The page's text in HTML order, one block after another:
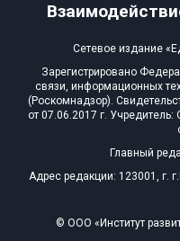
Сетевое издание
Зарегистрировано
связи, информационных
(Роскомнадзор).
от 07.06.2017 г. Учредитель:
Главный
Адрес редакции: 123001, г.
© ООО «Институт